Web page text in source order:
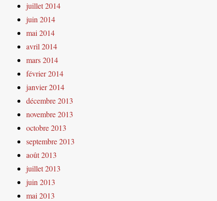
juillet 2014
juin 2014
mai 2014
avril 2014
mars 2014
février 2014
janvier 2014
décembre 2013
novembre 2013
octobre 2013
septembre 2013
août 2013
juillet 2013
juin 2013
mai 2013